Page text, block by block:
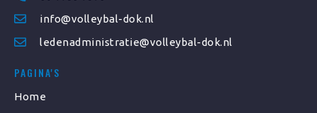
info@volleybal-dok.nl
ledenadministratie@volleybal-dok.nl
PAGINA'S
Home